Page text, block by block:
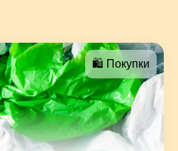
🛍 Покупки